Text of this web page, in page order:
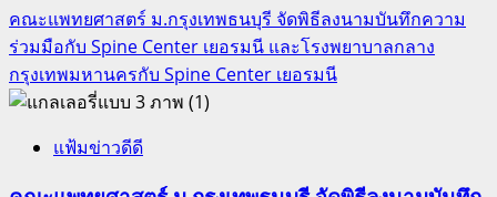
คณะแพทยศาสตร์ ม.กรุงเทพธนบุรี จัดพิธีลงนามบันทึกความ
ร่วมมือกับ Spine Center เยอรมนี และโรงพยาบาลกลาง
กรุงเทพมหานครกับ Spine Center เยอรมนี
แฟ้มข่าวดีดี